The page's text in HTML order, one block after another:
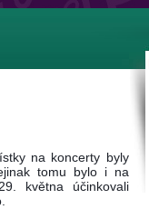
na koncerty byly
tomu bylo i na
května účinkovali